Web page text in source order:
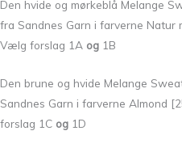
Den hvide og mørkeblå Melange
fra Sandnes Garn i farverne Natur
Vælg forslag 1A og 1B
Den brune og hvide Melange
Sandnes Garn i farverne Almond
forslag 1C og 1D